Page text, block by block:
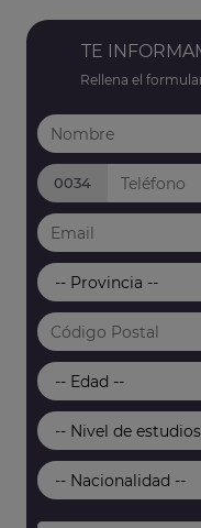
TE
Rellena el
0034